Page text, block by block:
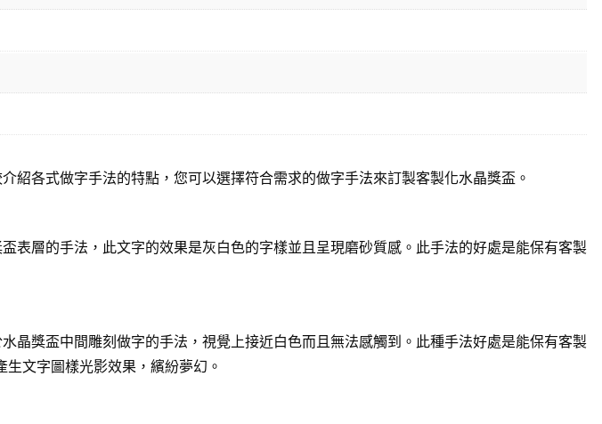
各式做字手法的特點，您可以選擇符合需求的做字手法來訂製客製化水晶獎盃。
表層的手法，此文字的效果是灰白色的字樣並且呈現磨砂質感。此手法的好處是能保有客製
晶獎盃中間雕刻做字的手法，視覺上接近白色而且無法感觸到。此種手法好處是能保有客製
文字圖樣光影效果，繽紛夢幻。